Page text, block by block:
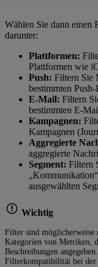
Wählen Sie dann einen
darunter:
Plattformen:
Plattformen wie
Push: Filtern Sie
bestimmten
E-Mail: Filtern
bestimmten E-
Kampagnen:
Kampagnen
Aggregierte
aggregierte
Segment: Filtern
ausgewählten
Wichtig
Filter sind möglicherweise
Kategorien von Metriken,
Beschreibungen
Filterkompatibilität bei der